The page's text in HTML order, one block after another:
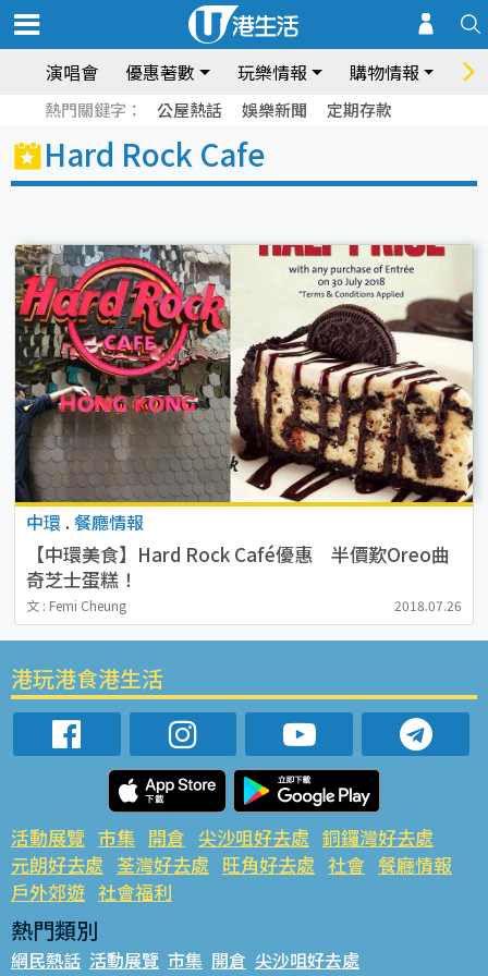
演唱會 優惠著數 玩樂情報 購物情報 飲
熱門關鍵字： 公屋熱話 娛樂新聞 定期存款
Hard Rock Cafe
中環 . 餐廳情報
【中環美食】Hard Rock Café優惠 半價歎Oreo曲
奇芝士蛋糕！
文 : Femi Cheung 2018.07.26
港玩港食港生活
活動展覽 市集 開倉 尖沙咀好去處 銅鑼灣好去處
元朗好去處 荃灣好去處 旺角好去處 社會 餐廳情報
戶外郊遊 社會福利
熱門類別
網民熱話 活動展覽 市集 開倉 尖沙咀好去處